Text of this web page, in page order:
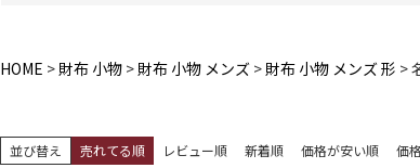
HOME 財布 小物 財布 小物 メンズ 財布 小物 メンズ 形
並び替え 売れてる順 レビュー順 新着順 価格が安い順 価